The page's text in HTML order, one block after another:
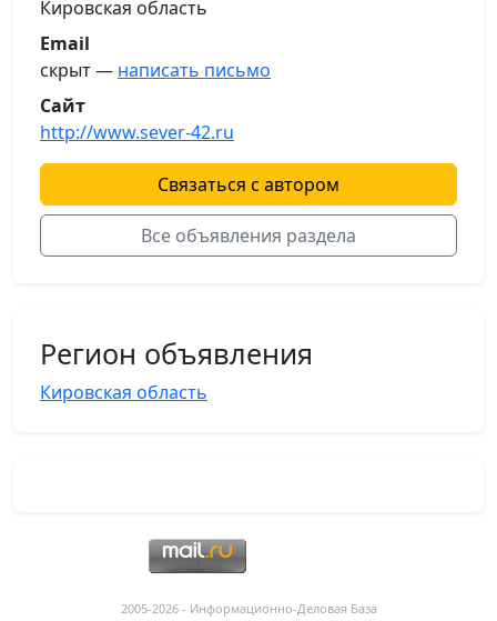
Кировская область
Email
скрыт — написать письмо
Сайт
http://www.sever-42.ru
Связаться с автором
Все объявления раздела
Регион объявления
Кировская область
2005-2026 - Информационнo-Деловая База